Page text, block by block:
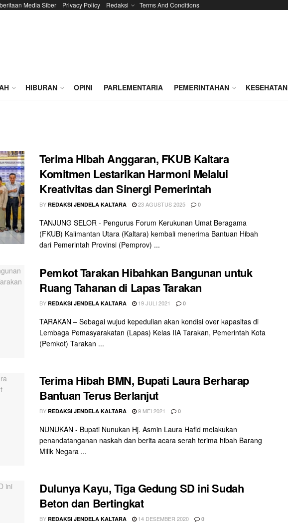
Media Siber Privacy Policy Redaksi Terms And Conditions
HIBURAN OPINI PARLEMENTARIA PEMERINTAHAN KESEHATAN
Terima Hibah Anggaran, FKUB Kaltara
Komitmen Lestarikan Harmoni Melalui
Kreativitas dan Sinergi Pemerintah
BY REDAKSI JENDELA KALTARA 23 AGUSTUS 2025 0
TANJUNG SELOR - Pengurus Forum Kerukunan Umat Beragama
(FKUB) Kalimantan Utara (Kaltara) kembali menerima Bantuan Hibah
dari Pemerintah Provinsi (Pemprov) ...
Pemkot Tarakan Hibahkan Bangunan untuk
Ruang Tahanan di Lapas Tarakan
BY REDAKSI JENDELA KALTARA 19 JULI 2021 0
TARAKAN – Sebagai wujud kepedulian akan kondisi over kapasitas di
Lembaga Pemasyarakatan (Lapas) Kelas IIA Tarakan, Pemerintah Kota
(Pemkot) Tarakan ...
Terima Hibah BMN, Bupati Laura Berharap
Bantuan Terus Berlanjut
BY REDAKSI JENDELA KALTARA 9 MEI 2021 0
NUNUKAN - Bupati Nunukan Hj. Asmin Laura Hafid melakukan
penandatanganan naskah dan berita acara serah terima hibah Barang
Milik Negara ...
Dulunya Kayu, Tiga Gedung SD ini Sudah
Beton dan Bertingkat
BY REDAKSI JENDELA KALTARA 14 DESEMBER 2020 0